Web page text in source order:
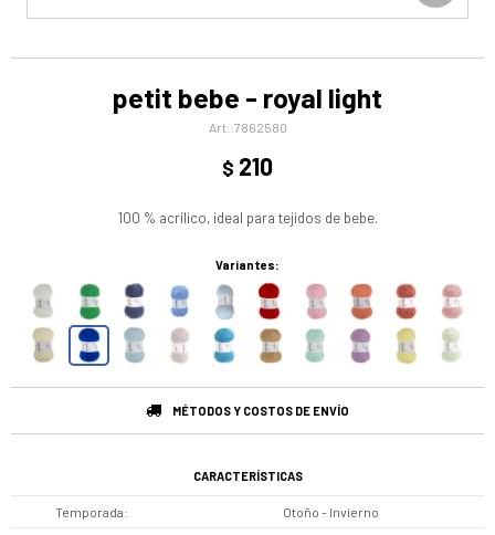
petit bebe - royal light
7862580
$ 210
100 % acrílico, ideal para tejidos de bebe.
Variantes:
MÉTODOS Y COSTOS DE ENVÍO
CARACTERÍSTICAS
Temporada Otoño - Invierno